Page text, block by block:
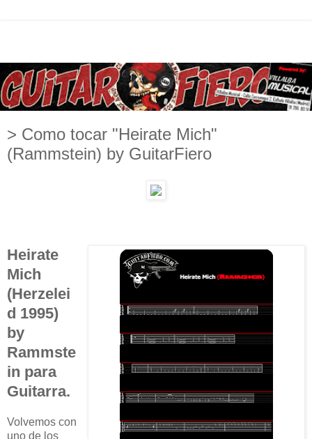
> Como tocar "Heirate Mich"
(Rammstein) by GuitarFiero
Heirate
Mich
(Herzelei
d 1995)
by
Rammste
in para
Guitarra.
Volvemos con
uno de los